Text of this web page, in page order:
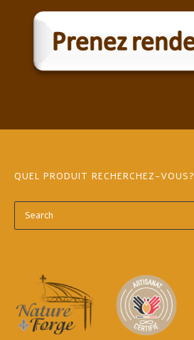
QUEL PRODUIT RECHERCHEZ-VOUS?